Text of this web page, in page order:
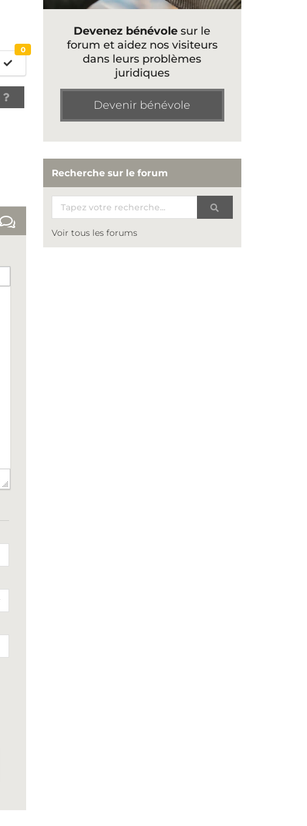
0
Devenez bénévole sur le
forum et aidez nos visiteurs
dans leurs problèmes
juridiques
Devenir bénévole
Recherche sur le forum
Voir tous les forums